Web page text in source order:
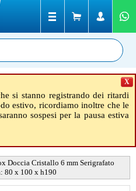
si stanno registrando dei ritardi
estivo, ricordiamo inoltre che le
sospesi per la pausa estiva
X
Doccia Cristallo 6 mm Serigrafato
80 x 100 x h190